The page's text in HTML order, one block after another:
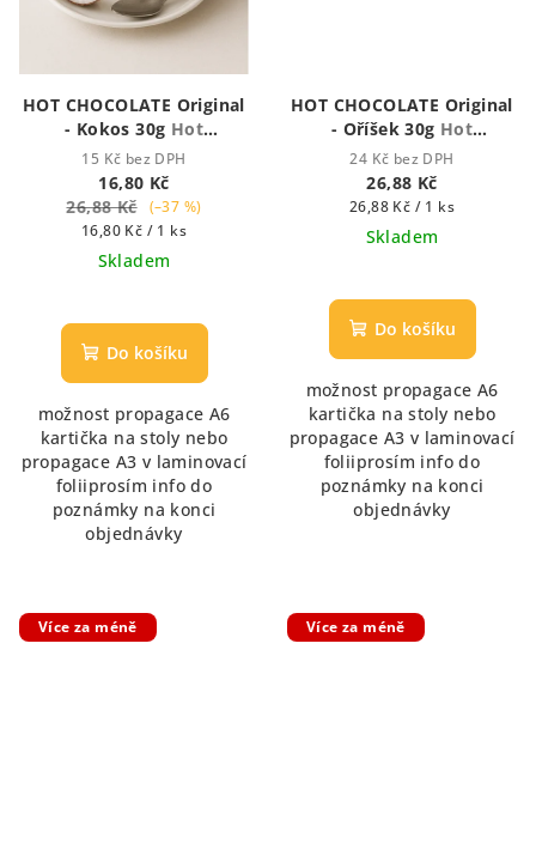
HOT CHOCOLATE Original
- Kokos 30g Hot
Chocolate - Houstnoucí
krémová čokoláda
15 Kč bez DPH
16,80 Kč
26,88 Kč
(–37 %)
Měrná
cena:
16,80 Kč / 1 ks
Skladem
hodnocení
produktu
z
5
hvězdiček.
Do košíku
možnost propagace A6
kartička na stoly nebo
propagace A3 v laminovací
foliiprosím info do
poznámky na konci
objednávky
HOT CHOCOLATE Original
- Oříšek 30g Hot
Chocolate - Houstnoucí
krémová čokoláda
24 Kč bez DPH
26,88 Kč
Měrná
cena:
26,88 Kč / 1 ks
Skladem
hodnocení
produktu
z
5
hvězdiček.
Do košíku
možnost propagace A6
kartička na stoly nebo
propagace A3 v laminovací
foliiprosím info do
poznámky na konci
objednávky
Více za méně Více za méně